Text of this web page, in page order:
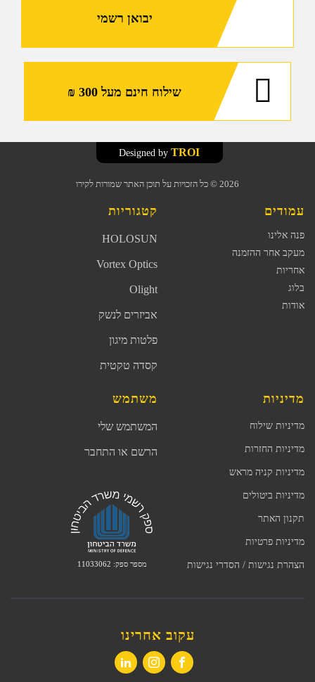
יבואן רשמי
שילוח חינם מעל 300 ₪
2026 © כל הזכויות על תוכן האתר שמורות לקירו
TROI
עמודים
פנה אלינו
מעקב אחר ההזמנה
אחריות
בלוג
אודות
קטגוריות
HOLOSUN
Vortex Optics
Olight
אביזרים לנשק
פלטות מיגון
קסדה טקטית
מדיניות
מדיניות שילוח
מדיניות החזרות
מדיניות קניה מראש
מדיניות ביטולים
תקנון האתר
מדיניות פרטיות
הצהרת נגישות / הסדרי נגישות
משתמש
המשתמש שלי
הרשם או התחבר
מספר ספק: 11033062
עקוב אחרינו